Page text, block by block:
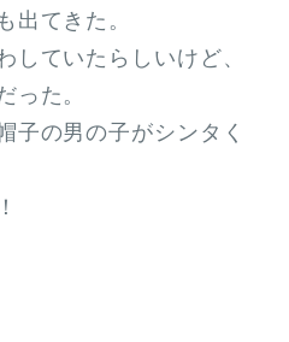
出てきた。
していたらしいけど、
った。
子の男の子がシンタく